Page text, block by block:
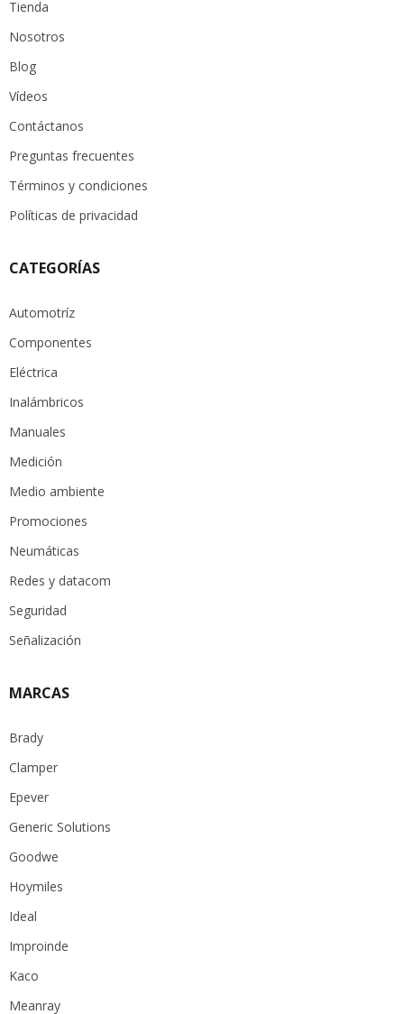
Tienda
Nosotros
Blog
Vídeos
Contáctanos
Preguntas frecuentes
Términos y condiciones
Políticas de privacidad
CATEGORÍAS
Automotríz
Componentes
Eléctrica
Inalámbricos
Manuales
Medición
Medio ambiente
Promociones
Neumáticas
Redes y datacom
Seguridad
Señalización
MARCAS
Brady
Clamper
Epever
Generic Solutions
Goodwe
Hoymiles
Ideal
Improinde
Kaco
Meanray